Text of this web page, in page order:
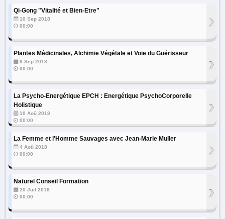
Qi-Gong "Vitalité et Bien-Etre"
10 Sep 2018
00:00
›
Plantes Médicinales, Alchimie Végétale et Voie du Guérisseur
8 Sep 2018
00:00
›
La Psycho-Energétique EPCH : Energétique PsychoCorporelle
Holistique
10 Aoû 2018
00:00
›
La Femme et l'Homme Sauvages avec Jean-Marie Muller
4 Aoû 2018
00:00
›
Naturel Conseil Formation
20 Juil 2018
00:00
›